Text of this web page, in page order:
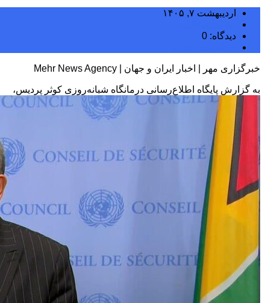
اردیبهشت ۷, ۱۴۰۵
دیدگاه: 0
خبرگزاری مهر | اخبار ایران و جهان | Mehr News Agency
به گزارش پایگاه اطلاع‌رسانی درمانگاه شبانه‌روزی کوثر پردیس،